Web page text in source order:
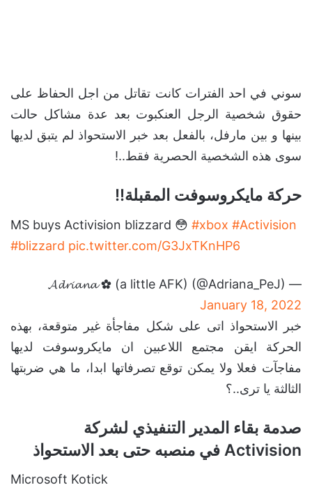
سوني في احد الفترات كانت تقاتل من اجل الحفاظ على
حقوق شخصية الرجل العنكبوت بعد عدة مشاكل حالت
بينها و بين مارفل، بالفعل بعد خبر الاستحواذ لم يتبق لديها
سوى هذه الشخصية الحصرية فقط..!
حركة مايكروسوفت المقبلة!!
MS buys Activision blizzard 😳 #xbox #Activision
#blizzard pic.twitter.com/G3JxTKnHP6
— 𝓐𝓭𝓻𝓲𝓪𝓷𝓪 ✿ (a little AFK) (@Adriana_PeJ)
January 18, 2022
خبر الاستحواذ اتى على شكل مفاجأة غير متوقعة، بهذه
الحركة ايقن مجتمع اللاعبين ان مايكروسوفت لديها
مفاجآت فعلا ولا يمكن توقع تصرفاتها ابدا، ما هي ضربتها
الثالثة يا ترى..؟
صدمة بقاء المدير التنفيذي لشركة
Activision في منصبه حتى بعد الاستحواذ
Microsoft Kotick